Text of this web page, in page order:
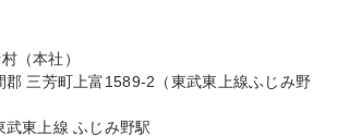
（本社）
郡 三芳町上富1589-2（東武東上線ふじみ野
東上線 ふじみ野駅